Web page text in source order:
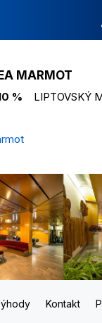
MARMOT
%
LIPTOVSKÝ
Kontakt